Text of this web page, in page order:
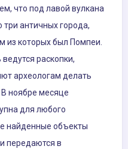
что под лавой вулкана
античных города,
из которых был Помпеи.
раскопки,
археологам делать
ноябре месяце
для любого
найденные объекты
передаются в